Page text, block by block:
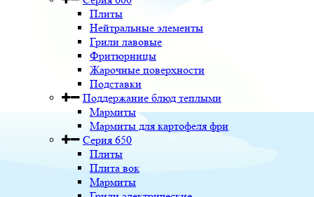
Плиты
Нейтральные элементы
Грили лавовые
Фритюрницы
Жарочные поверхности
Подставки
Поддержание блюд теплыми
Мармиты
Мармиты для картофеля фри
Серия 650
Плиты
Плита вок
Мармиты